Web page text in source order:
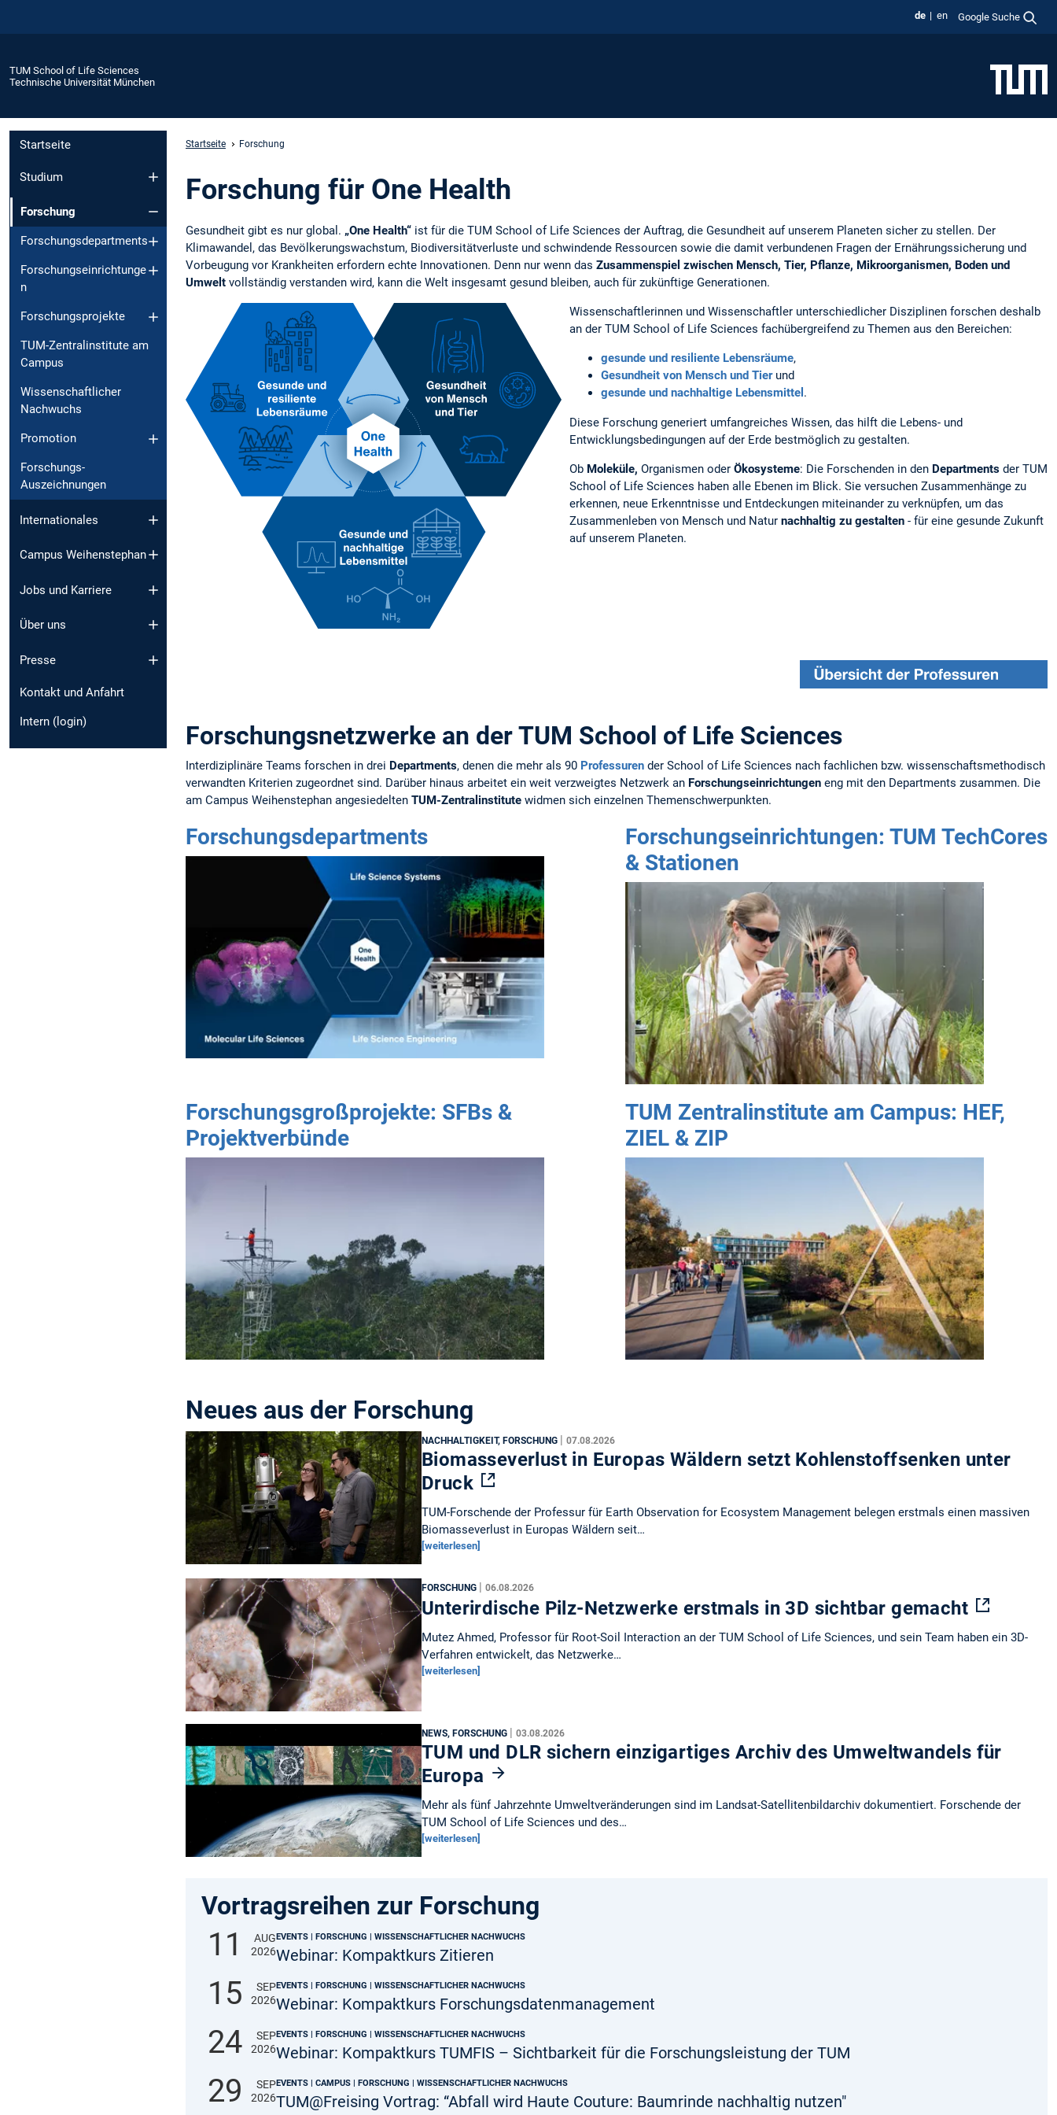
de en Google Suche
TUM School of Life Sciences
Technische Universität München
Startseite
Studium
Forschung
Forschungsdepartments
Forschungseinrichtunge
n
Forschungsprojekte
TUM-Zentralinstitute am
Campus
Wissenschaftlicher
Nachwuchs
Promotion
Forschungs-
Auszeichnungen
Internationales
Campus Weihenstephan
Jobs und Karriere
Über uns
Presse
Kontakt und Anfahrt
Intern (login)
Startseite Forschung
Forschung für One Health
Gesundheit gibt es nur global. „One Health“ ist für die TUM School of Life Sciences der Auftrag, die Gesundheit auf unserem Planeten sicher zu stellen. Der
Klimawandel, das Bevölkerungswachstum, Biodiversitätverluste und schwindende Ressourcen sowie die damit verbundenen Fragen der Ernährungssicherung und
Vorbeugung vor Krankheiten erfordern echte Innovationen. Denn nur wenn das Zusammenspiel zwischen Mensch, Tier, Pflanze, Mikroorganismen, Boden und
Umwelt vollständig verstanden wird, kann die Welt insgesamt gesund bleiben, auch für zukünftige Generationen.
Wissenschaftlerinnen und Wissenschaftler unterschiedlicher Disziplinen forschen deshalb
an der TUM School of Life Sciences fachübergreifend zu Themen aus den Bereichen:
gesunde und resiliente Lebensräume,
Gesundheit von Mensch und Tierund
gesunde und nachhaltige Lebensmittel .
Diese Forschung generiert umfangreiches Wissen, das hilft die Lebens- und
Entwicklungsbedingungen auf der Erde bestmöglich zu gestalten.
Ob Moleküle, Organismen oder Ökosysteme: Die Forschenden in den Departments der TUM
School of Life Sciences haben alle Ebenen im Blick. Sie versuchen Zusammenhänge zu
erkennen, neue Erkenntnisse und Entdeckungen miteinander zu verknüpfen, um das
Zusammenleben von Mensch und Natur nachhaltig zu gestalten - für eine gesunde Zukunft
auf unserem Planeten.
Forschungsnetzwerke an der TUM School of Life Sciences
Interdiziplinäre Teams forschen in drei Departments, denen die mehr als 90 Professuren der School of Life Sciences nach fachlichen bzw. wissenschaftsmethodisch
verwandten Kriterien zugeordnet sind. Darüber hinaus arbeitet ein weit verzweigtes Netzwerk an Forschungseinrichtungen eng mit den Departments zusammen. Die
am Campus Weihenstephan angesiedelten TUM-Zentralinstitute widmen sich einzelnen Themenschwerpunkten.
Forschungsdepartments
Forschungseinrichtungen: TUM TechCores
& Stationen
Forschungsgroßprojekte: SFBs &
Projektverbünde
TUM Zentralinstitute am Campus: HEF,
ZIEL & ZIP
Neues aus der Forschung
NACHHALTIGKEIT, FORSCHUNG 07.08.2026
Biomasseverlust in Europas Wäldern setzt Kohlenstoffsenken unter
Druck
TUM-Forschende der Professur für Earth Observation for Ecosystem Management belegen erstmals einen massiven
Biomasseverlust in Europas Wäldern seit…
[weiterlesen]
FORSCHUNG | 06.08.2026
Unterirdische Pilz-Netzwerke erstmals in 3D sichtbar gemacht
Mutez Ahmed, Professor für Root-Soil Interaction an der TUM School of Life Sciences, und sein Team haben ein 3D-
Verfahren entwickelt, das Netzwerke…
[weiterlesen]
NEWS, FORSCHUNG | 03.08.2026
TUM und DLR sichern einzigartiges Archiv des Umweltwandels für
Europa
Mehr als fünf Jahrzehnte Umweltveränderungen sind im Landsat-Satellitenbildarchiv dokumentiert. Forschende der
TUM School of Life Sciences und des…
[weiterlesen]
Vortragsreihen zur Forschung
11
AUG
2026
EVENTS | FORSCHUNG | WISSENSCHAFTLICHER NACHWUCHS
Webinar: Kompaktkurs Zitieren
15
SEP
2026
EVENTS | FORSCHUNG | WISSENSCHAFTLICHER NACHWUCHS
Webinar: Kompaktkurs Forschungsdatenmanagement
24
SEP
2026
EVENTS | FORSCHUNG | WISSENSCHAFTLICHER NACHWUCHS
Webinar: Kompaktkurs TUMFIS – Sichtbarkeit für die Forschungsleistung der TUM
29
SEP
2026
EVENTS | CAMPUS | FORSCHUNG | WISSENSCHAFTLICHER NACHWUCHS
TUM@Freising Vortrag: “Abfall wird Haute Couture: Baumrinde nachhaltig nutzen"